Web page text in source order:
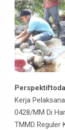
Kerja
0428/MM Di
TMMD Reguler